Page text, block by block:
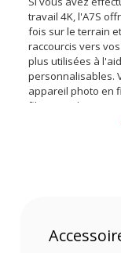
travail 4K, l'A7S
fois sur le terrain
raccourcis vers
plus utilisées à
personnalisables.
appareil photo en
filetages de 1/4"-
VESA 75 à
Caractéristiques